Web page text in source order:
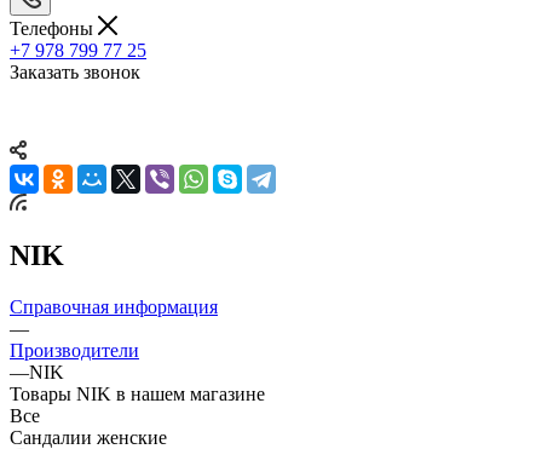
Телефоны
+7 978 799 77 25
Заказать звонок
NIK
Справочная информация
—
Производители
—NIK
Товары NIK в нашем магазине
Все
Сандалии женские